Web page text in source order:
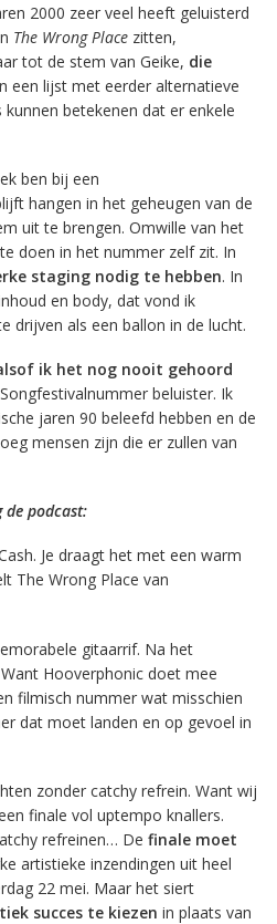
2000 zeer veel heeft geluisterd
The Wrong Placezitten,
tot de stem van Geike, die
een lijst met eerder alternatieve
betekenen dat er enkele
ben bij een
hangen in het geheugen van de
uit te brengen. Omwille van het
doen in het nummer zelf zit. In
staging nodig te hebben. ​In
en body, dat vond ik
drijven als een ballon in de lucht.
ik het nog nooit gehoord
beluister. Ik
jaren 90 beleefd hebben en de
mensen zijn die er zullen van
de podcast:
Je draagt het met een warm
The Wrong Place van
gitaarrif. Na het
Hooverphonic doet mee
filmisch nummer wat misschien
dat moet landen en op gevoel in
zonder catchy refrein. Want wij
finale vol uptempo knallers.
refreinen… De finale moet
artistieke inzendingen uit heel
22 mei. Maar het siert
succes te kiezen in plaats van